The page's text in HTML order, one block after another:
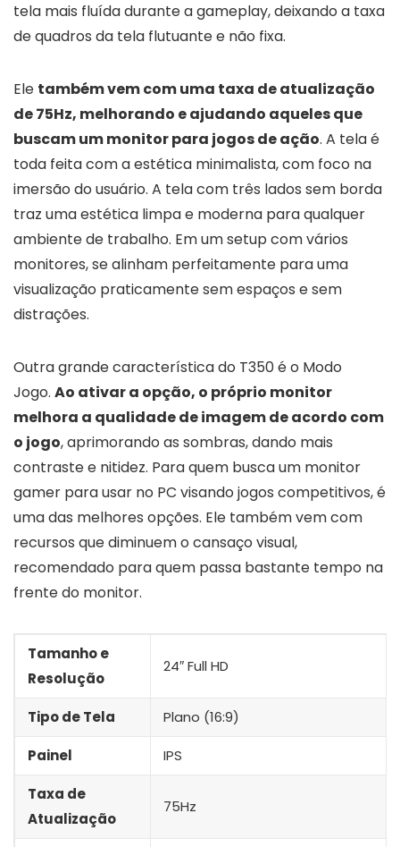
tela mais fluída durante a gameplay, deixando a taxa
de quadros da tela flutuante e não fixa.
Ele também vem com uma taxa de atualização
de 75Hz, melhorando e ajudando aqueles que
buscam um monitor para jogos de ação. A tela é
toda feita com a estética minimalista, com foco na
imersão do usuário. A tela com três lados sem borda
traz uma estética limpa e moderna para qualquer
ambiente de trabalho. Em um setup com vários
monitores, se alinham perfeitamente para uma
visualização praticamente sem espaços e sem
distrações.
Outra grande característica do T350 é o Modo
Jogo. Ao ativar a opção, o próprio monitor
melhora a qualidade de imagem de acordo com
o jogo, aprimorando as sombras, dando mais
contraste e nitidez. Para quem busca um monitor
gamer para usar no PC visando jogos competitivos, é
uma das melhores opções. Ele também vem com
recursos que diminuem o cansaço visual,
recomendado para quem passa bastante tempo na
frente do monitor.
Tamanho e
Resolução
24″ Full HD
Tipo de Tela Plano (16:9)
Painel IPS
Taxa de
Atualização
75Hz